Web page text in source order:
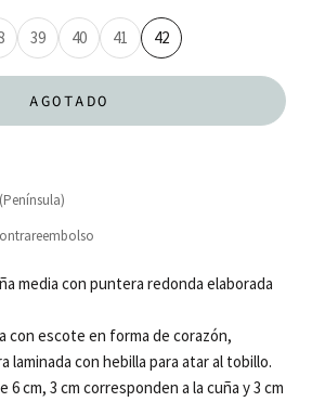
39 40 41 42
AGOTADO
media con puntera redonda elaborada
con escote en forma de corazón,
laminada con hebilla para atar al tobillo.
6 cm, 3 cm corresponden a la cuña y 3 cm